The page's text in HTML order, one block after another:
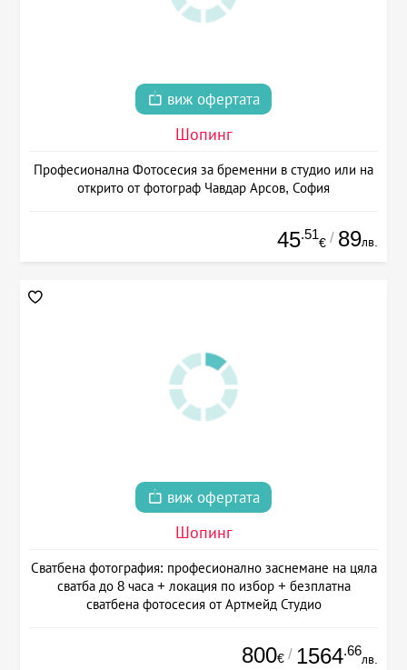
виж офертата
Шопинг
Професионална Фотосесия за бременни в студио или на
открито от фотограф Чавдар Арсов, София
45.51
€ / 89лв.
виж офертата
Шопинг
Сватбена фотография: професионално заснемане на цяла
сватба до 8 часа + локация по избор + безплатна
сватбена фотосесия от Артмейд Студио
800€ / 1564.66
лв.